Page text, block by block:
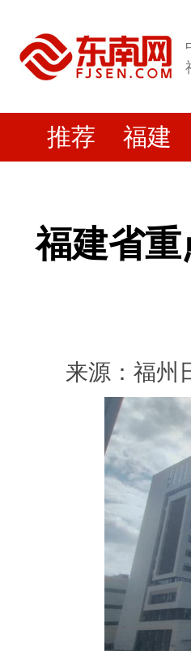
推荐 福建
福建省
来源：福州